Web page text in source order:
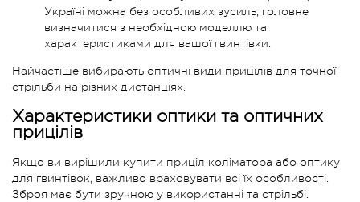
Україні можна без особливих зусиль, головне
визначитися з необхідною моделлю та
характеристиками для вашої гвинтівки.
Найчастіше вибирають оптичні види прицілів для точної
стрільби на різних дистанціях.
Характеристики оптики та оптичних
прицілів
Якщо ви вирішили купити приціл коліматора або оптику
для гвинтівок, важливо враховувати всі їх особливості.
Зброя має бути зручною у використанні та стрільбі.